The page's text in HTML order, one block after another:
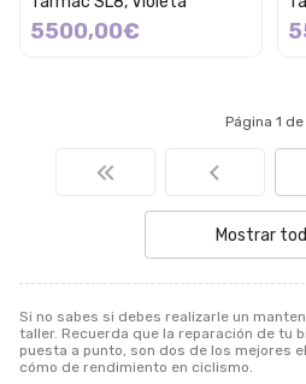
Si no sabes si debes realizarle un
taller. Recuerda que la reparación de tu
puesta a punto, son dos de los mejores
cómo de rendimiento en ciclismo.
5500,00€
Página 1 de
Mostrar